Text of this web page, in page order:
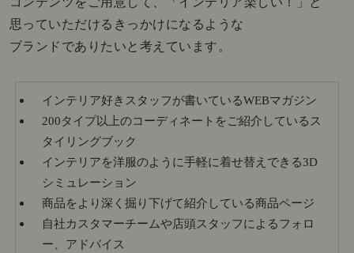
思っていただけるきっかけになるような
ブランドでありたいと考えています。
インテリア好きスタッフが書いているWEBマガジン
200タイプ以上のコーディネートをご紹介しているス
タイリングブック
インテリアを洋服のように手軽に着せ替えできる3D
シミュレーション
商品をより深く掘り下げて紹介している商品ページ
自社カスタマーチームや店頭スタッフによるフォロ
ー、アドバイス